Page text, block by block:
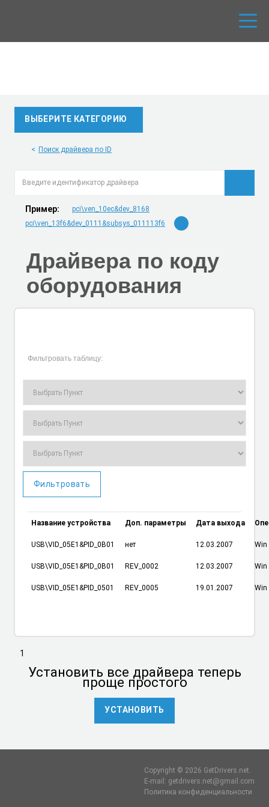
ВЫБЕРИТЕ КАТЕГОРИЮ
Поиск драйвера по ID
Пример:
pci\ven_10ec&dev_8168
pci\ven_13f6&dev_0111&subsys_011113f6
Драйвера по коду
оборудования
Фильтровать таблицу:
Фильтровать
Название устройства Доп. параметры Дата выхода
USB\VID_05E1&PID_0B01 нет 12.03.2007 Win
USB\VID_05E1&PID_0B01 REV_0002 12.03.2007 Win
USB\VID_05E1&PID_0501 REV_0005 19.01.2007 Win
1
Установить все драйвера теперь
проще простого
УСТАНОВИТЬ
Copyright © 2026 GetDrivers.net.
E-mail: getdrivers.net@gmail.com
Политика конфиденциальности